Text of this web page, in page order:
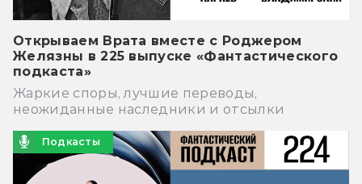
Открываем Врата вместе с Роджером
Желязны в 225 выпуске «Фантастического
подкаста»
Жаркие споры, лучшие переводы,
неожиданные наследники и отсылки
Подкасты